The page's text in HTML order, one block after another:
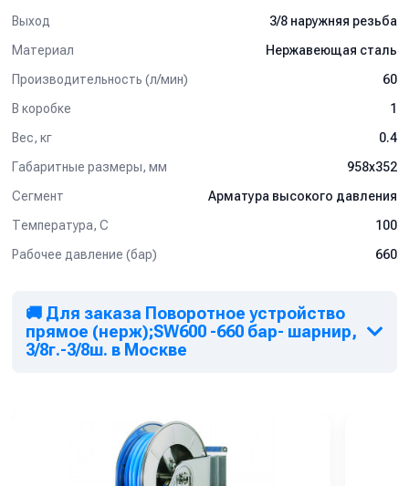
Выход
3/8 наружняя резьба
Материал
Нержавеющая сталь
Производительность (л/мин)
60
В коробке
1
Вес, кг
0.4
Габаритные размеры, мм
958x352
Сегмент
Арматура высокого давления
Температура, C
100
Рабочее давление (бар)
660
🚚 Для заказа Поворотное устройство
прямое (нерж);SW600 -660 бар- шарнир,
3/8г.-3/8ш. в Москве